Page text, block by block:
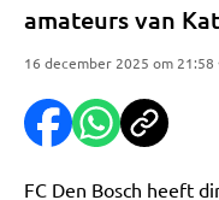
amateurs van
16 december 2025 om
FC Den Bosch heeft